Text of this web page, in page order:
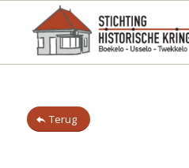
Terug